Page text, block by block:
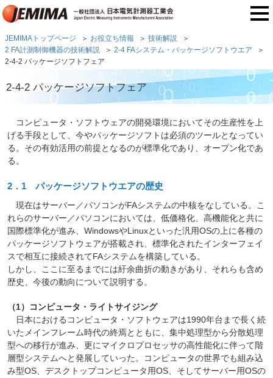
JEMIMAトップページ お役立ち情報
技術解説
2 FA計測制御機器の技術解説
2-4 FAシステム・パッケージソフトウエア
2-4-2 パッケージソフトフェア
2-4-2 パッケージソフトフェア
コンピュータ・ソフトウェアの開発環境においてその生産性を上
げる手段として、今やパッケージソフトは必須のツールとなってい
る。その有効活用の前提となるのが標準化であり、オープン化であ
る。
2．1 パッケージソフトウエアの歴史
現在はサーバー／パソコンがFAシステムの中核をなしている。こ
れらのサーバー／パソコンにおいては、低価格化、高機能化と共に
国際標準化が進み、WindowsやLinuxといった汎用OSの上に各種の
パッケージソフトウェアが搭載され、標準化されたインターフェイ
スで相互に接続されてFAシステムを構築している。
しかし、ここに至るまでには紆余曲折の動きがあり、それらも含め
歴史、今後の動向について説明する。
（1）コンピュータ・ライトサイジング
日本におけるコンピュータ・ソフトウェアは1990年台まで長く続
いたメインフレーム時代の終焉とともに、集中処理型から分散処理
型への移行が進み、更にマイクロプロセッサの高性能化に伴って階
層型システムへと発展していった。コンピュータの世界でも組み込
み型OS、デスクトップコンピュータ用OS、そしてサーバー用OSの